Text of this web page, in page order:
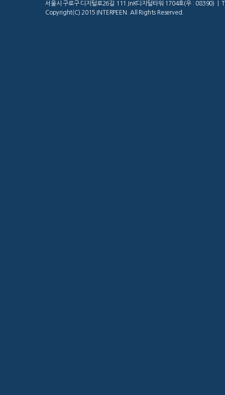
서울시 구로구 디지털로26길 111 JnK디지털타워 1704호(우 :
Copyright(C) 2015 INTERPEEN. All Rights Reserved.